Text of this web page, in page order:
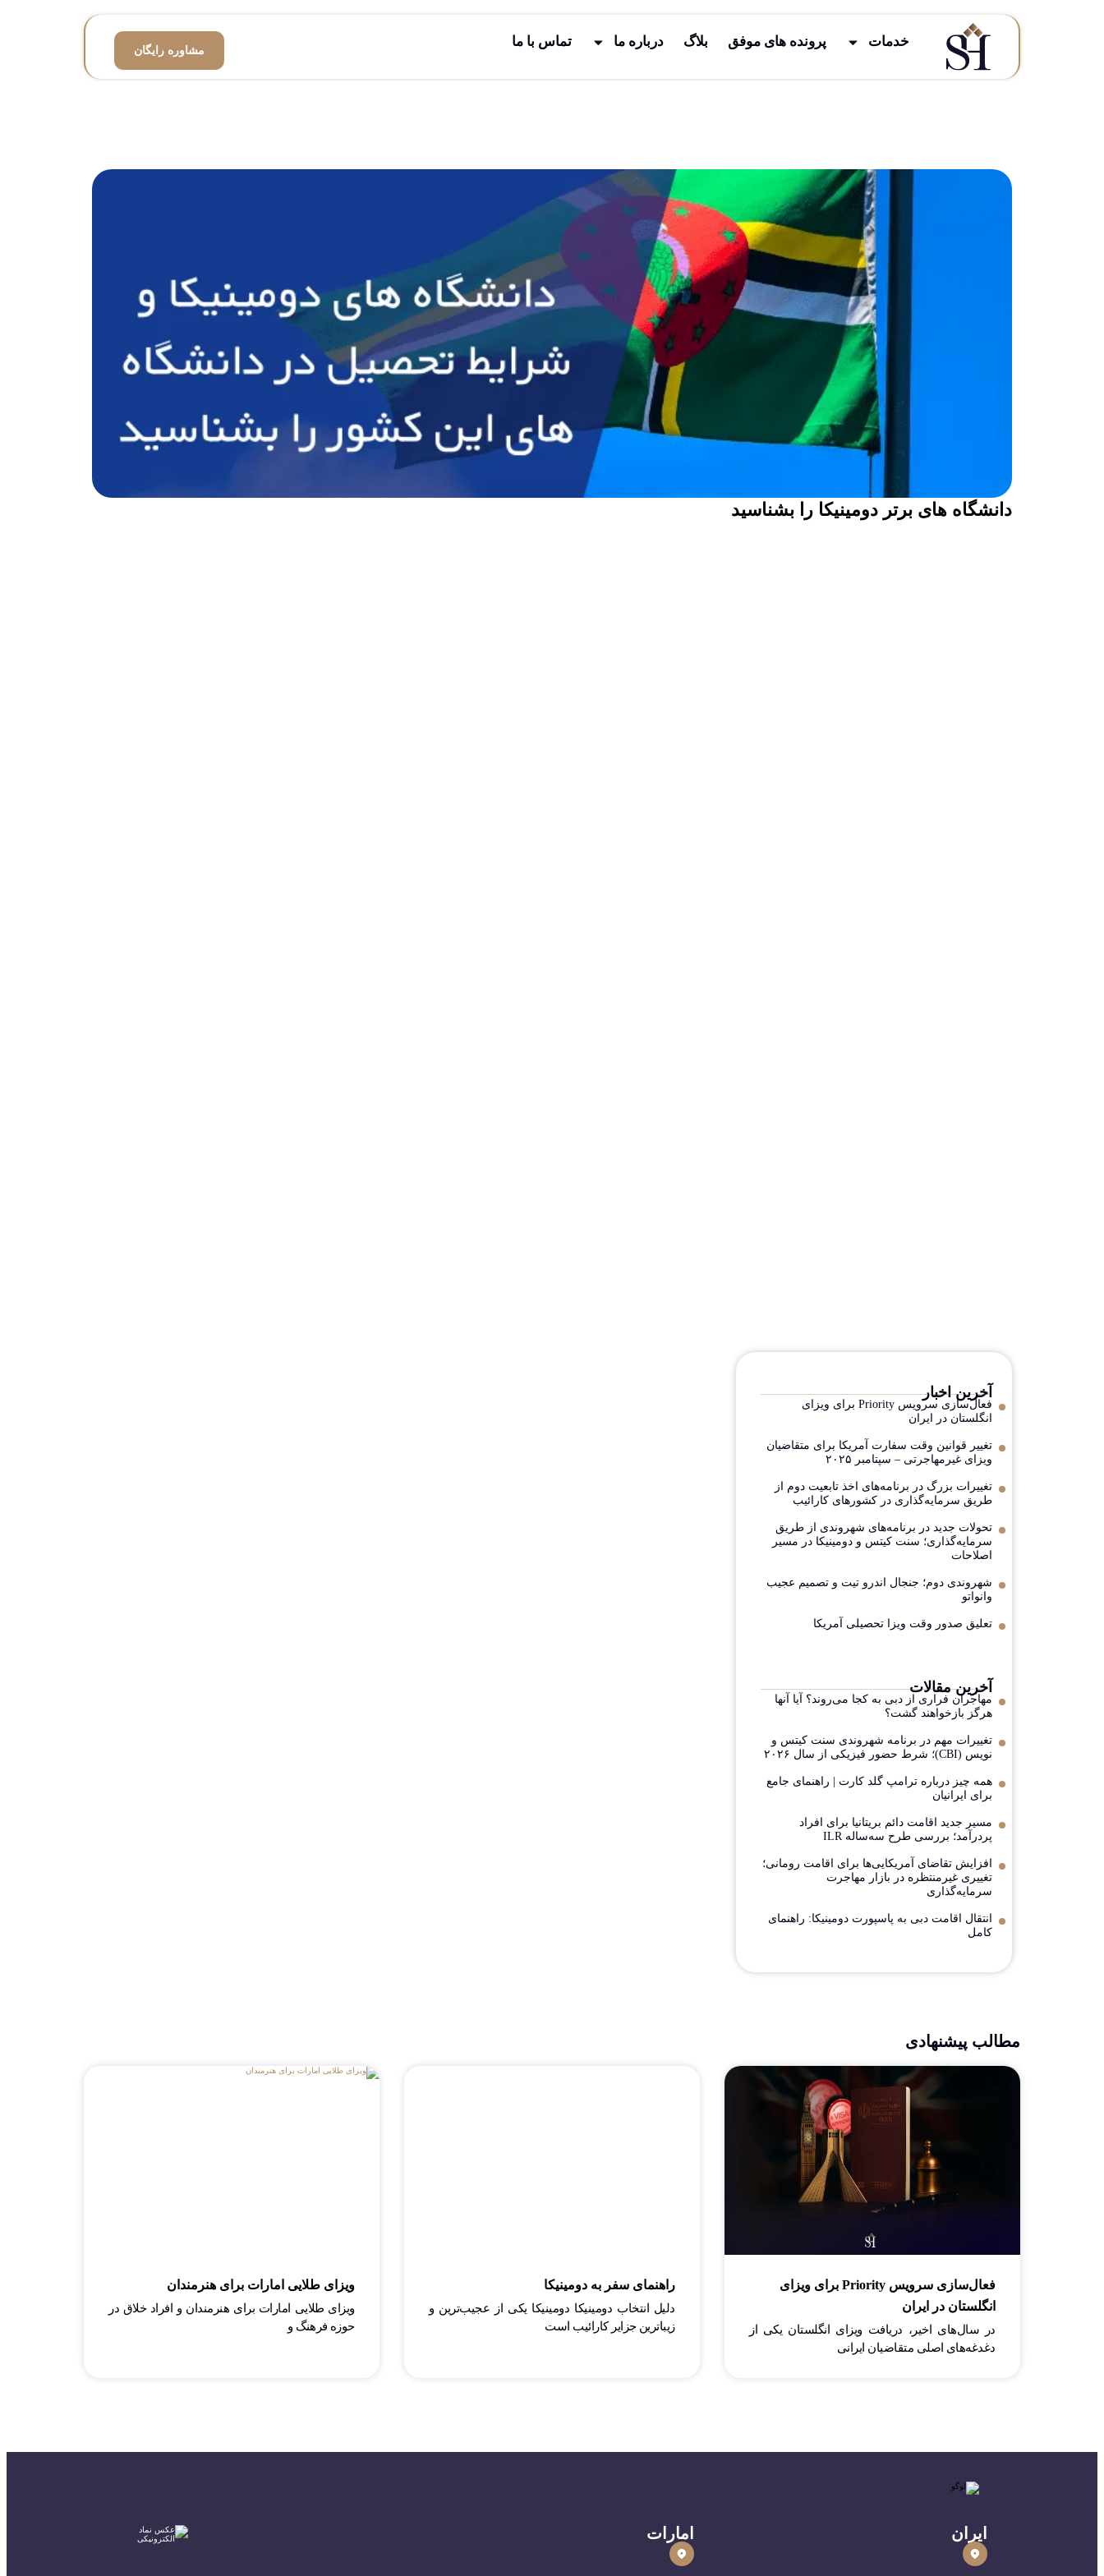
خدمات پرونده های موفق بلاگ درباره ما تماس با ما
مشاوره رایگان
دانشگاه های برتر دومینیکا را بشناسید
آخرین اخبار
فعال‌سازی سرویس Priority برای ویزای
انگلستان در ایران
تغییر قوانین وقت سفارت آمریکا برای متقاضیان
ویزای غیرمهاجرتی – سپتامبر ۲۰۲۵
تغییرات بزرگ در برنامه‌های اخذ تابعیت دوم از
طریق سرمایه‌گذاری در کشورهای کارائیب
تحولات جدید در برنامه‌های شهروندی از طریق
سرمایه‌گذاری؛ سنت کیتس و دومینیکا در مسیر
اصلاحات
شهروندی دوم؛ جنجال اندرو تیت و تصمیم عجیب
وانواتو
تعلیق صدور وقت ویزا تحصیلی آمریکا
آخرین مقالات
مهاجران فراری از دبی به کجا می‌روند؟ آیا آنها
هرگز بازخواهند گشت؟
تغییرات مهم در برنامه شهروندی سنت کیتس و
نویس (CBI)؛ شرط حضور فیزیکی از سال ۲۰۲۶
همه چیز درباره ترامپ گلد کارت | راهنمای جامع
برای ایرانیان
مسیر جدید اقامت دائم بریتانیا برای افراد
پردرآمد؛ بررسی طرح سه‌ساله ILR
افزایش تقاضای آمریکایی‌ها برای اقامت رومانی؛
تغییری غیرمنتظره در بازار مهاجرت
سرمایه‌گذاری
انتقال اقامت دبی به پاسپورت دومینیکا: راهنمای
کامل
مطالب پیشنهادی
فعال‌سازی سرویس Priority برای ویزای
انگلستان در ایران
در سال‌های اخیر، دریافت ویزای انگلستان یکی از
دغدغه‌های اصلی متقاضیان ایرانی
راهنمای سفر به دومینیکا
دلیل انتخاب دومینیکا دومینیکا یکی از عجیب‌ترین و
زیباترین جزایر کارائیب است
ویزای طلایی امارات برای هنرمندان
ویزای طلایی امارات برای هنرمندان و افراد خلاق در
حوزه فرهنگ و
ایران امارات